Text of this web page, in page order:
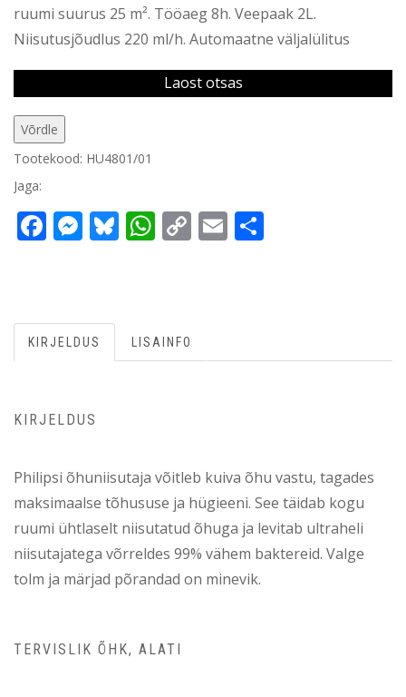
ruumi suurus 25 m². Tööaeg 8h. Veepaak 2L.
Niisutusjõudlus 220 ml/h. Automaatne väljalülitus
Laost otsas
Võrdle
Tootekood: HU4801/01
Jaga:
Facebook
Messenger
Bluesky
WhatsApp
Copy
Link
Email
KIRJELDUS LISAINFO
KIRJELDUS
Philipsi õhuniisutaja võitleb kuiva õhu vastu, tagades
maksimaalse tõhususe ja hügieeni. See täidab kogu
ruumi ühtlaselt niisutatud õhuga ja levitab ultraheli
niisutajatega võrreldes 99% vähem baktereid. Valge
tolm ja märjad põrandad on minevik.
TERVISLIK ÕHK, ALATI